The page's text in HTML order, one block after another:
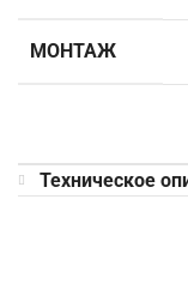
МОНТАЖ
Техническое